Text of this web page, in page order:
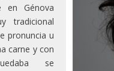
en Génova
tradicional
pronuncia u
carne y con
se